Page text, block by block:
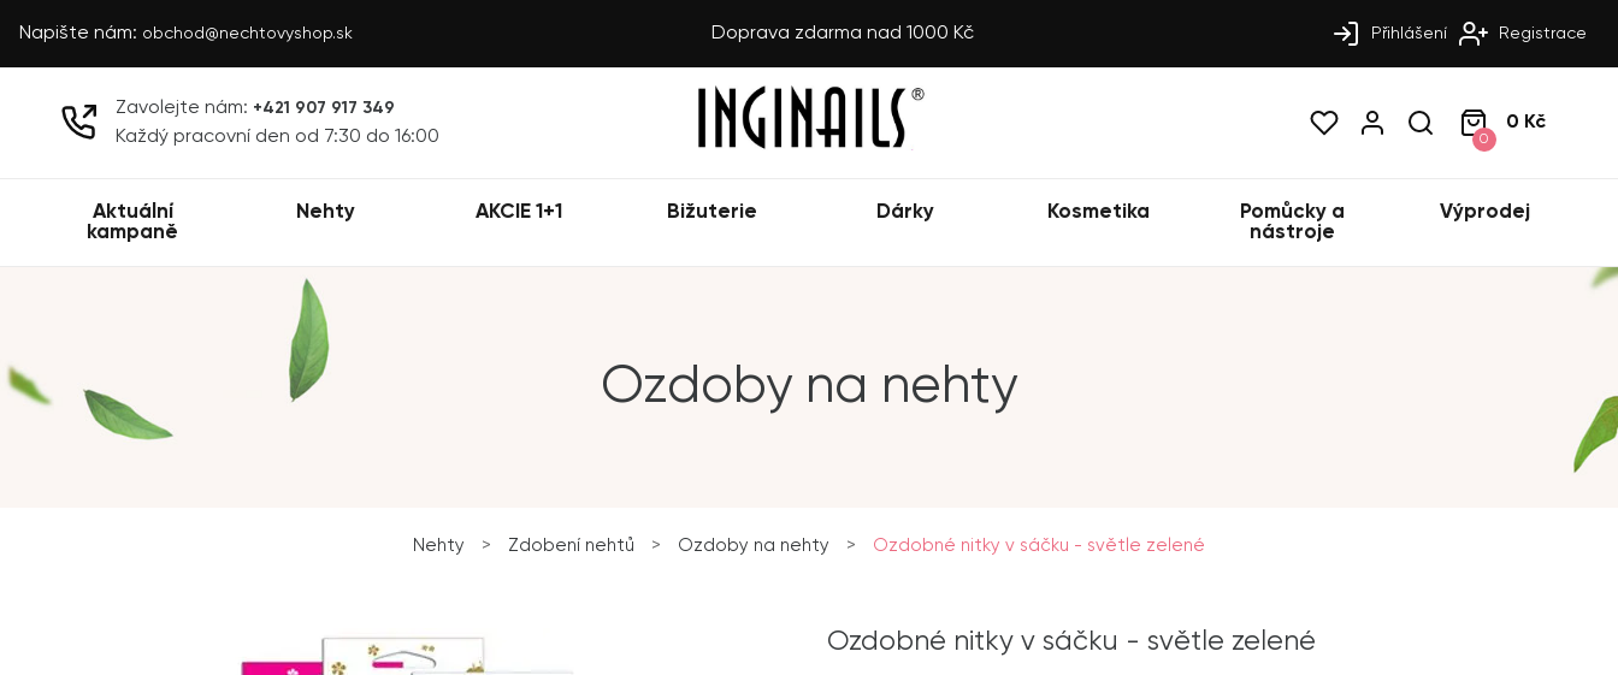
Napište nám: obchod@nechtovyshop.sk Doprava zdarma nad 1000 Kč Přihlášení Registrace
Zavolejte nám: +421 907 917 349
Každý pracovní den od 7:30 do 16:00 0
0 Kč
Aktuální
kampaně
Nehty AKCIE 1+1 Bižuterie Dárky Kosmetika
Pomůcky a
nástroje
Výprodej
Ozdoby na nehty
Nehty > Zdobení nehtů > Ozdoby na nehty > Ozdobné nitky v sáčku - světle zelené
Ozdobné nitky v sáčku - světle zelené